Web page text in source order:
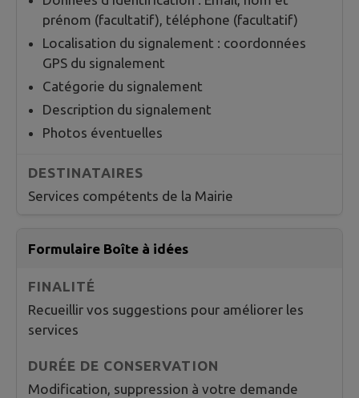
prénom (facultatif), téléphone (facultatif)
Localisation du signalement : coordonnées
GPS du signalement
Catégorie du signalement
Description du signalement
Photos éventuelles
Services compétents de la Mairie
Formulaire Boîte à idées
Recueillir vos suggestions pour améliorer les
services
Modification, suppression à votre demande